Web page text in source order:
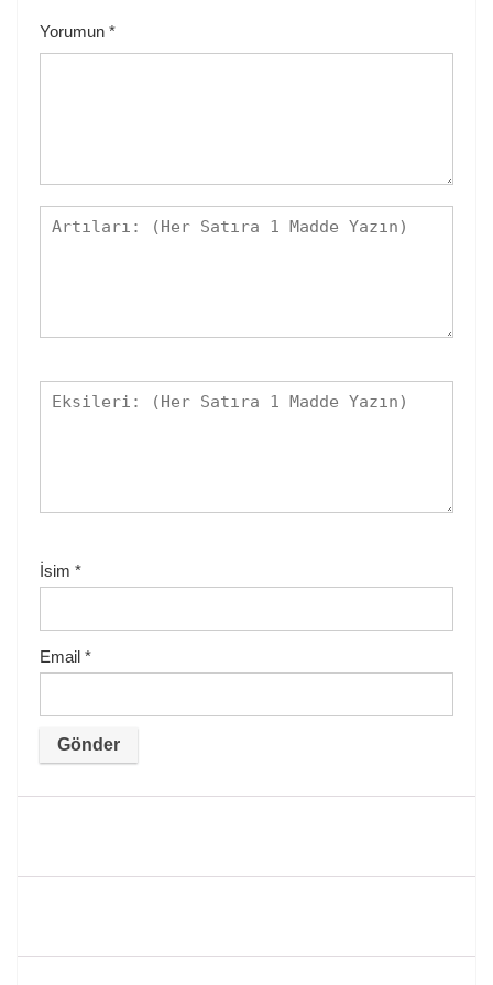
Yorumun *
İsim *
Email *